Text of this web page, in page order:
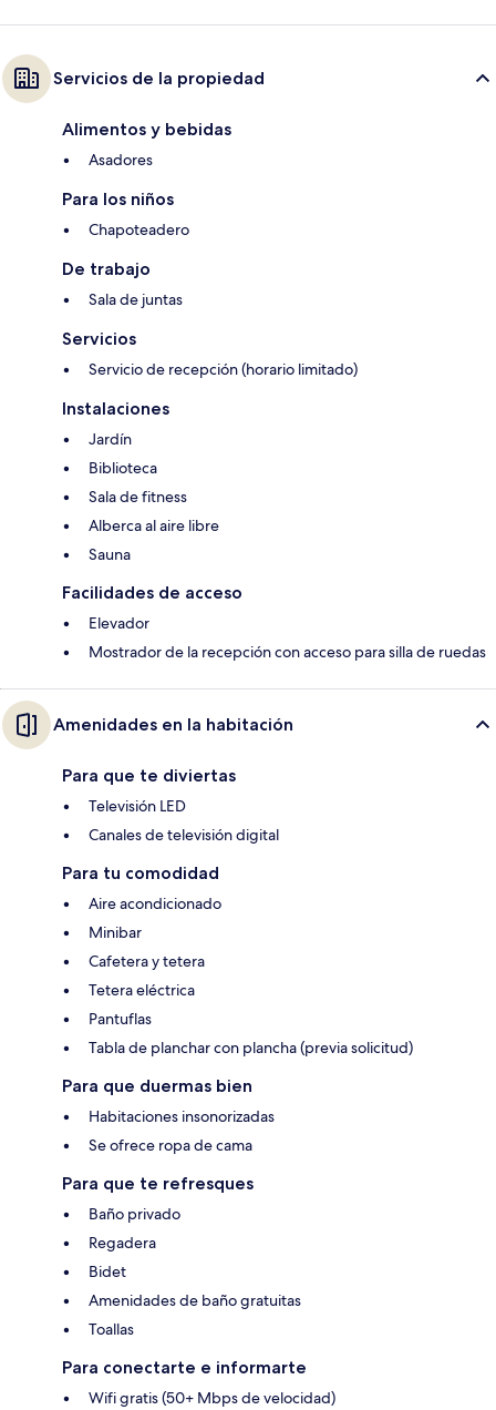
Servicios de la propiedad
Alimentos y bebidas
Asadores
Para los niños
Chapoteadero
De trabajo
Sala de juntas
Servicios
Servicio de recepción (horario limitado)
Instalaciones
Jardín
Biblioteca
Sala de fitness
Alberca al aire libre
Sauna
Facilidades de acceso
Elevador
Mostrador de la recepción con acceso para silla de ruedas
Amenidades en la habitación
Para que te diviertas
Televisión LED
Canales de televisión digital
Para tu comodidad
Aire acondicionado
Minibar
Cafetera y tetera
Tetera eléctrica
Pantuflas
Tabla de planchar con plancha (previa solicitud)
Para que duermas bien
Habitaciones insonorizadas
Se ofrece ropa de cama
Para que te refresques
Baño privado
Regadera
Bidet
Amenidades de baño gratuitas
Toallas
Para conectarte e informarte
Wifi gratis (50+ Mbps de velocidad)